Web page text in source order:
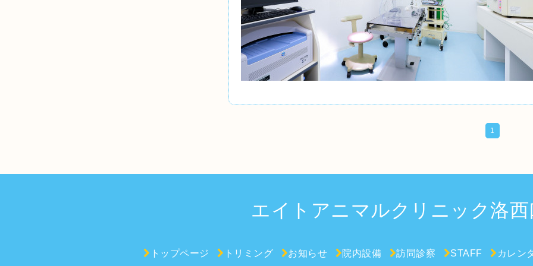
1
エイトアニマルクリニック洛西
トップページ トリミング お知らせ 院内設備 訪問診察 STAFF カレン